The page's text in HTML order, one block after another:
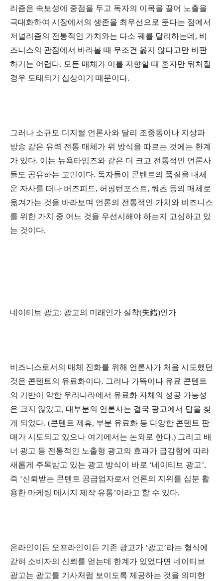
리즘은 속보성에 중점을 두고 독자의 이목을 끌어 노출을
극대화하여 시장에서의 생존을 최우선으로 둔다는 점에서
저널리즘의 전통적인 가치와는 다소 궤를 달리하는데, 비
즈니스의 관점에서 바라볼 때 무조건 옳지 않다고만 비판
하기는 어렵다. 모든 매체가 이를 지향할 때 혼자만 뒤처질
경우 도태되기 십상이기 때문이다.
그러나 소규모 디지털 언론사와 달리 조중동이나 지상파
방송 같은 유력 전통 매체가 위 방식을 따르는 것에는 한계
가 있다. 이는 뉴욕타임즈와 같은 더 크고 전통적인 언론사
들도 공유하는 고민이다. 독자들이 콘텐트의 품질을 내세
운 자사를 떠나 버즈피드, 허핑턴포스트, 쿼츠 등의 매체로
옮겨가는 것을 바라보며 언론의 전통적인 가치와 비즈니스
를 위한 가치 중 어느 것을 우선시해야 하는지 고심하고 있
는 것이다.
네이티브 광고: 광고의 미래인가 실착(失錯)인가
비즈니스로서의 매체 진화를 위해 언론사가 처음 시도했던
것은 콘텐트의 유료화이다. 그러나 가뜩이나 유료 콘텐트
의 기반이 약한 우리나라에서 유료화 자체의 성공 가능성
은 크지 않았고, 대부분의 언론사는 결국 광고에서 답을 찾
게 되었다. (콘텐트 제휴, 부분 유료화 등 다양한 콘텐트 판
매가 시도되고 있으나 여기에서는 논외로 한다.) 그리고 배
너 광고 등 전통적인 노출형 광고의 효과가 급감함에 따라
새롭게 주목받고 있는 광고 방식이 바로 ‘네이티브 광고’,
즉 ‘신뢰받는 콘텐트 공급업자로서 언론의 지위를 십분 활
용한 마케팅 메시지 제작 유통’이라고 할 수 있다.
온라인이든 오프라인이든 기존 광고가 ‘광고’라는 형식에
갇혀 소비자의 신뢰를 얻는데 한계가 있었다면 네이티브
광고는 광고를 기사처럼 보이도록 제공하는 것을 의미한